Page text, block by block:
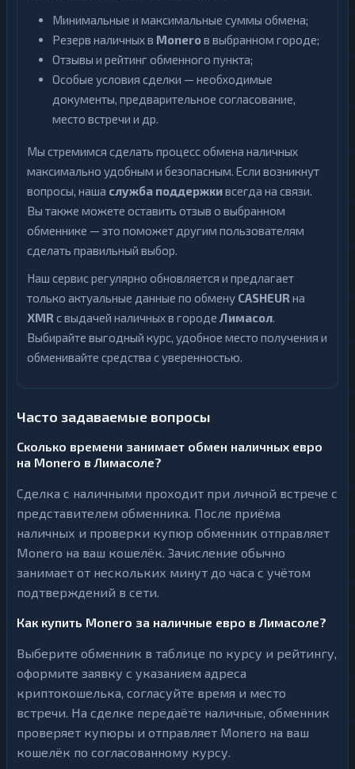
Минимальные и максимальные суммы обмена;
Резерв наличных в Moneroв выбранном городе;
Отзывы и рейтинг обменного пункта;
Особые условия сделки — необходимые
документы, предварительное согласование,
место встречи и др.
Мы стремимся сделать процесс обмена наличных
максимально удобным и безопасным. Если возникнут
вопросы, наша служба поддержкивсегда на связи.
Вы также можете оставить отзыв о выбранном
обменнике — это поможет другим пользователям
сделать правильный выбор.
Наш сервис регулярно обновляется и предлагает
только актуальные данные по обмену CASHEUR на
XMR с выдачей наличных в городе Лимасол.
Выбирайте выгодный курс, удобное место получения и
обменивайте средства с уверенностью.
Часто задаваемые вопросы
Сколько времени занимает обмен наличных евро
на Monero в Лимасоле?
Сделка с наличными проходит при личной встрече с
представителем обменника. После приёма
наличных и проверки купюр обменник отправляет
Monero на ваш кошелёк. Зачисление обычно
занимает от нескольких минут до часа с учётом
подтверждений в сети.
Как купить Monero за наличные евро в Лимасоле?
Выберите обменник в таблице по курсу и рейтингу,
оформите заявку с указанием адреса
криптокошелька, согласуйте время и место
встречи. На сделке передаёте наличные, обменник
проверяет купюры и отправляет Monero на ваш
кошелёк по согласованному курсу.